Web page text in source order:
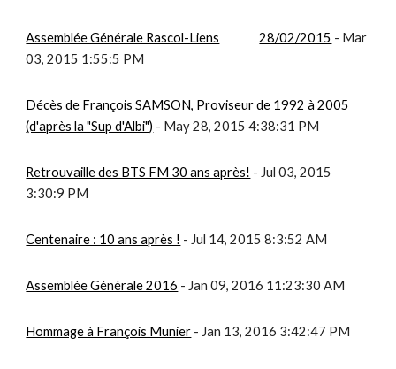
Assemblée Générale Rascol-Liens 28/02/2015 - Mar
03, 2015 1:55:5 PM
Décès de François SAMSON, Proviseur de 1992 à 2005
(d'après la "Sup d'Albi") - May 28, 2015 4:38:31 PM
Retrouvaille des BTS FM 30 ans après! - Jul 03, 2015
3:30:9 PM
Centenaire : 10 ans après ! - Jul 14, 2015 8:3:52 AM
Assemblée Générale 2016 - Jan 09, 2016 11:23:30 AM
Hommage à François Munier - Jan 13, 2016 3:42:47 PM